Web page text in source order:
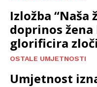
Izložba “Naša
doprinos
glorificira
OSTALE UMJETNOSTI
Umjetnost